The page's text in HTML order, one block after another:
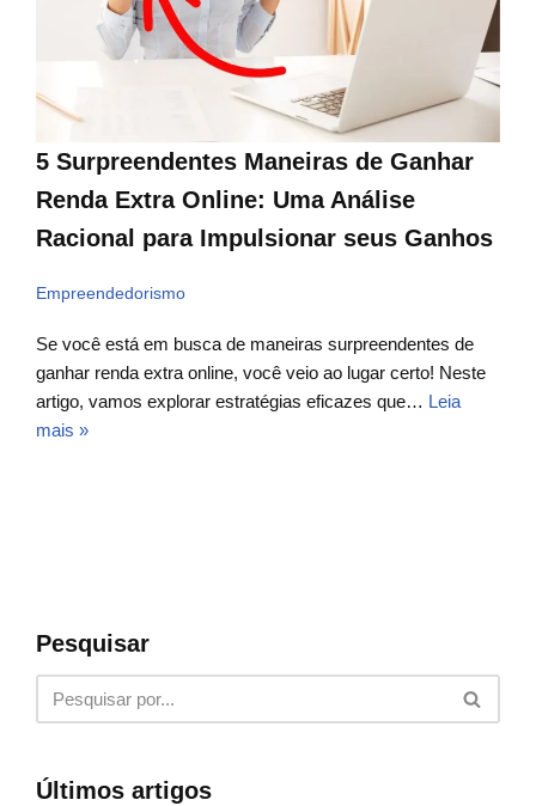
5 Surpreendentes Maneiras de Ganhar
Renda Extra Online: Uma Análise
Racional para Impulsionar seus Ganhos
Empreendedorismo
Se você está em busca de maneiras surpreendentes de
ganhar renda extra online, você veio ao lugar certo! Neste
artigo, vamos explorar estratégias eficazes que… Leia
mais »
Pesquisar
Últimos artigos